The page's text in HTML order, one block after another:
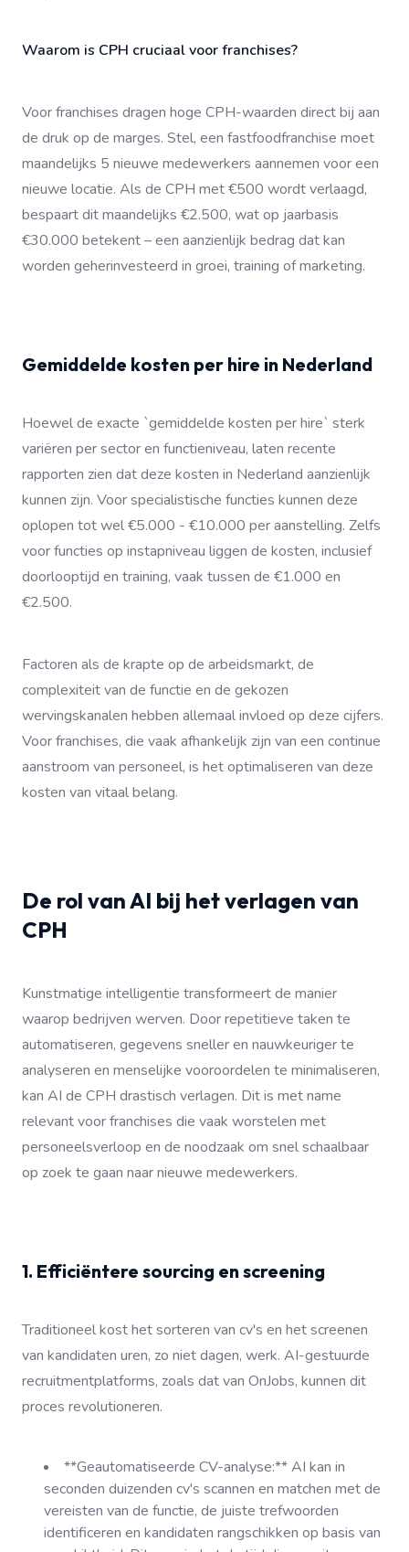
Waarom is CPH cruciaal voor franchises?
Voor franchises dragen hoge CPH-waarden direct bij aan
de druk op de marges. Stel, een fastfoodfranchise moet
maandelijks 5 nieuwe medewerkers aannemen voor een
nieuwe locatie. Als de CPH met €500 wordt verlaagd,
bespaart dit maandelijks €2.500, wat op jaarbasis
€30.000 betekent – een aanzienlijk bedrag dat kan
worden geherinvesteerd in groei, training of marketing.
Gemiddelde kosten per hire in Nederland
Hoewel de exacte `gemiddelde kosten per hire` sterk
variëren per sector en functieniveau, laten recente
rapporten zien dat deze kosten in Nederland aanzienlijk
kunnen zijn. Voor specialistische functies kunnen deze
oplopen tot wel €5.000 - €10.000 per aanstelling. Zelfs
voor functies op instapniveau liggen de kosten, inclusief
doorlooptijd en training, vaak tussen de €1.000 en
€2.500.
Factoren als de krapte op de arbeidsmarkt, de
complexiteit van de functie en de gekozen
wervingskanalen hebben allemaal invloed op deze cijfers.
Voor franchises, die vaak afhankelijk zijn van een continue
aanstroom van personeel, is het optimaliseren van deze
kosten van vitaal belang.
De rol van AI bij het verlagen van
CPH
Kunstmatige intelligentie transformeert de manier
waarop bedrijven werven. Door repetitieve taken te
automatiseren, gegevens sneller en nauwkeuriger te
analyseren en menselijke vooroordelen te minimaliseren,
kan AI de CPH drastisch verlagen. Dit is met name
relevant voor franchises die vaak worstelen met
personeelsverloop en de noodzaak om snel schaalbaar
op zoek te gaan naar nieuwe medewerkers.
1. Efficiëntere sourcing en screening
Traditioneel kost het sorteren van cv's en het screenen
van kandidaten uren, zo niet dagen, werk. AI-gestuurde
recruitmentplatforms, zoals dat van OnJobs, kunnen dit
proces revolutioneren.
**Geautomatiseerde CV-analyse:** AI kan in
seconden duizenden cv's scannen en matchen met de
vereisten van de functie, de juiste trefwoorden
identificeren en kandidaten rangschikken op basis van